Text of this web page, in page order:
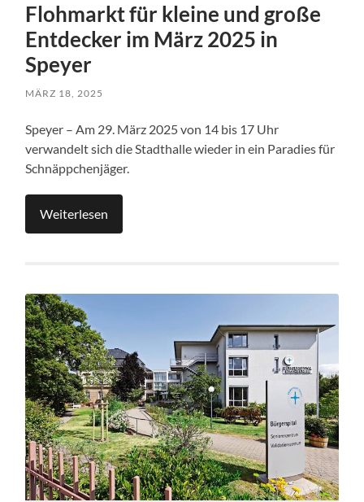
Flohmarkt für kleine und große
Entdecker im März 2025 in
Speyer
MÄRZ 18, 2025
Speyer – Am 29. März 2025 von 14 bis 17 Uhr
verwandelt sich die Stadthalle wieder in ein Paradies für
Schnäppchenjäger.
Weiterlesen